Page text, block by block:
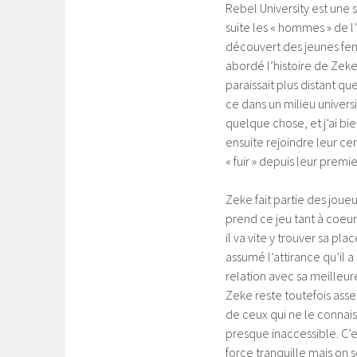
Rebel University est
suite les « hommes » de
découvert des jeunes
abordé l’histoire de
paraissait plus distant
ce dans un milieu
quelque chose, et j’ai
ensuite rejoindre leur
« fuir » depuis leur
Zeke fait partie des
prend ce jeu tant à
il va vite y trouver sa
assumé l’attirance qu’il
relation avec sa
Zeke reste toutefois
de ceux qui ne le
presque inaccessible.
force tranquille mais on